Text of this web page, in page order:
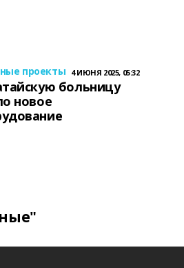
проекты 4 ИЮНЯ 2025, 05:32
больницу
новое